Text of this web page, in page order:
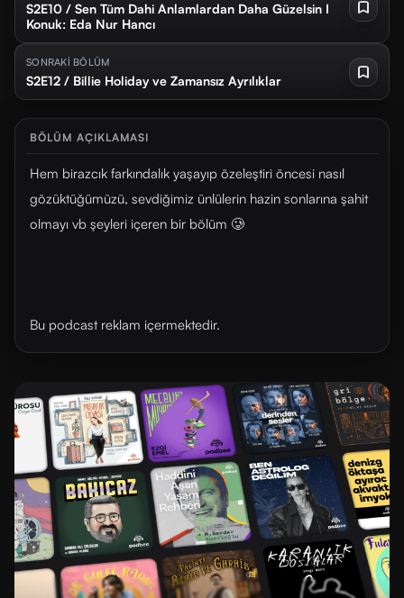
S2E10 / Sen Tüm Dahi Anlamlardan Daha Güzelsin I
Konuk: Eda Nur Hancı
SONRAKİ BÖLÜM
S2E12 / Billie Holiday ve Zamansız Ayrılıklar
BÖLÜM AÇIKLAMASI
Hem birazcık farkındalık yaşayıp özeleştiri öncesi nasıl
gözüktüğümüzü, sevdiğimiz ünlülerin hazin sonlarına şahit
olmayı vb şeyleri içeren bir bölüm 🥲
Bu podcast reklam içermektedir.